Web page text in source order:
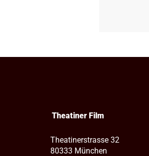
Theatiner Film
Theatinerstrasse 32
80333 München